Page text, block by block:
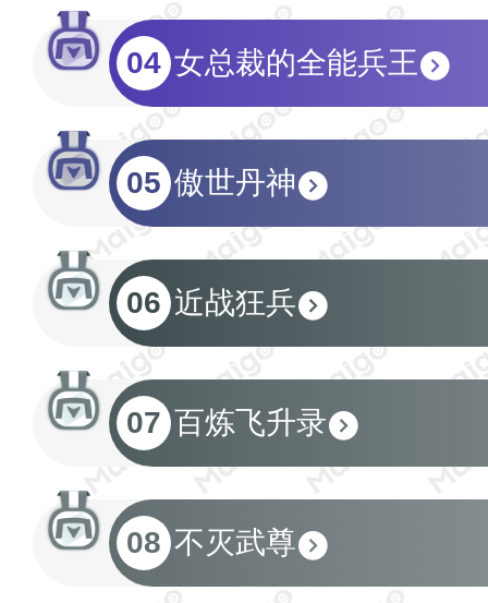
04 女总裁的全能兵王
05 傲世丹神
06 近战狂兵
07 百炼飞升录
08 不灭武尊